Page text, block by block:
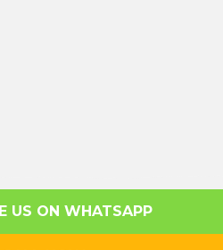
US ON WHATSAPP